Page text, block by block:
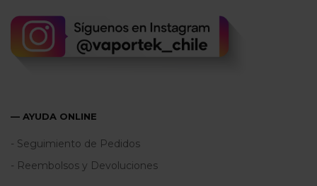
— AYUDA ONLINE
- Seguimiento de Pedidos
- Reembolsos y Devoluciones